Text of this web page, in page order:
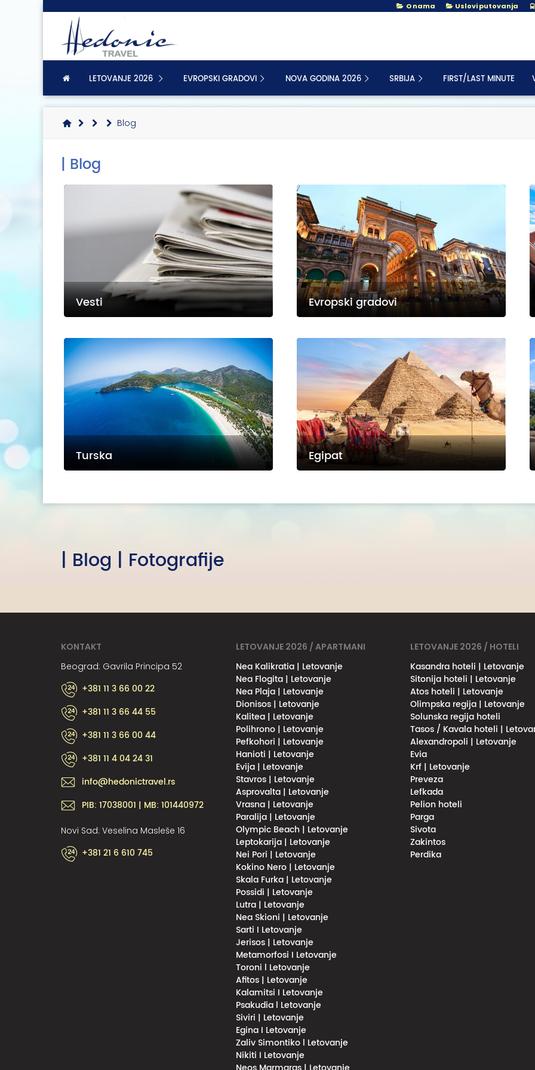
O nama Uslovi putovanja
LETOVANJE 2026 EVROPSKI GRADOVI NOVA GODINA 2026 SRBIJA FIRST/LAST MINUTE
Blog
| Blog
Vesti Evropski gradovi
Turska Egipat
| Blog | Fotografije
KONTAKT
Beograd: Gavrila Principa 52
+381 11 3 66 00 22
+381 11 3 66 44 55
+381 11 3 66 00 44
+381 11 4 04 24 31
info@hedonictravel.rs
PIB: 17038001 | MB: 101440972
Novi Sad: Veselina Masleše 16
+381 21 6 610 745
LETOVANJE 2026 / APARTMANI
Nea Kalikratia | Letovanje
Nea Flogita | Letovanje
Nea Plaja | Letovanje
Dionisos | Letovanje
Kalitea | Letovanje
Polihrono | Letovanje
Pefkohori | Letovanje
Hanioti | Letovanje
Evija | Letovanje
Stavros | Letovanje
Asprovalta | Letovanje
Vrasna | Letovanje
Paralija | Letovanje
Olympic Beach | Letovanje
Leptokarija | Letovanje
Nei Pori | Letovanje
Kokino Nero | Letovanje
Skala Furka | Letovanje
Possidi | Letovanje
Lutra | Letovanje
Nea Skioni | Letovanje
Sarti I Letovanje
Jerisos | Letovanje
Metamorfosi I Letovanje
Toroni l Letovanje
Afitos | Letovanje
Kalamitsi I Letovanje
Psakudia l Letovanje
Siviri | Letovanje
Egina I Letovanje
Zaliv Simontiko l Letovanje
Nikiti I Letovanje
LETOVANJE 2026 / HOTELI
Kasandra hoteli | Letovanje
Sitonija hoteli | Letovanje
Atos hoteli | Letovanje
Olimpska regija | Letovanje
Solunska regija hoteli
Tasos / Kavala hoteli |
Alexandropoli | Letovanje
Evia
Krf | Letovanje
Preveza
Lefkada
Pelion hoteli
Parga
Sivota
Zakintos
Perdika